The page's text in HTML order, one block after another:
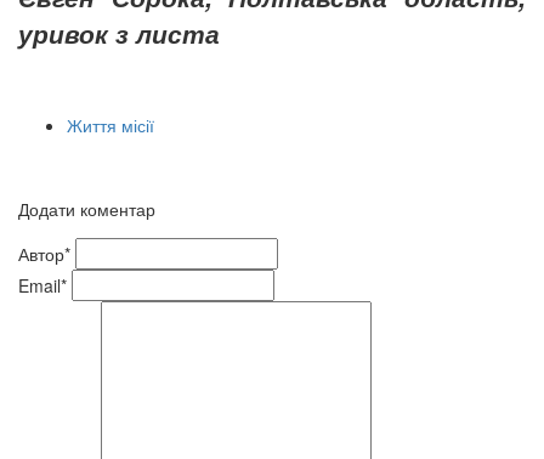
уривок з листа
Життя місії
Додати коментар
Автор*
Email*